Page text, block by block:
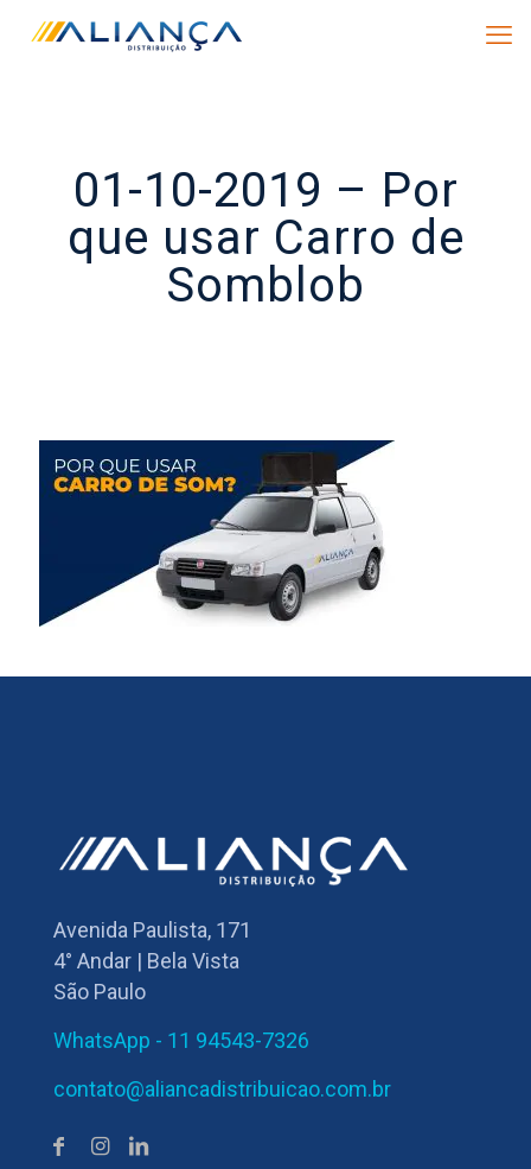
01-10-2019 – Por
que usar Carro de
Somblob
Avenida Paulista, 171
4° Andar | Bela Vista
São Paulo
WhatsApp - 11 94543-7326
contato@aliancadistribuicao.com.br